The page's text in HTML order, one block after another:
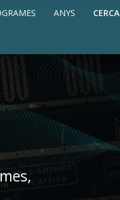
ANYS CERCA